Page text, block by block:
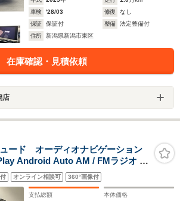
車検
'28/03 修復
なし
保証
保証付 整備
法定整備付
住所
新潟県新潟市東区
在庫確認・見積依頼
店
ード オーディオナビゲーション
Android Auto AM / FMラジオ 地
ティブクルーズコントロール リア
ダプティブクルーズコントロール
オンライン相談可 360°画像付
支払総額 本体価格